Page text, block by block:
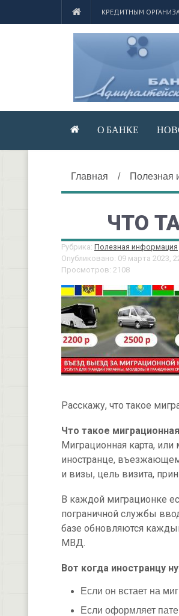
КРЕДИТНЫМ
О БАНКЕ
Главная / Полезная
ЧТО
Рубрика: Полезная информация
Опубликовано: 09 марта 2023,
Просмотров: 2108
Расскажу, что такое
Что такое
Миграционная карта,
иностранце,
и визы, цель визита,
В каждой миграционке
пограничной службы
базе обновляются
МВД.
Вот когда иностранцу
Если он встает на
Если оформляет